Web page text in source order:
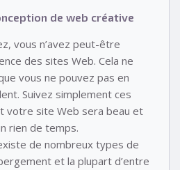
de web créative
vous n’avez peut-être
des sites Web. Cela ne
vous ne pouvez pas en
Suivez simplement ces
votre site Web sera beau et
rien de temps.
de nombreux types de
et la plupart d’entre